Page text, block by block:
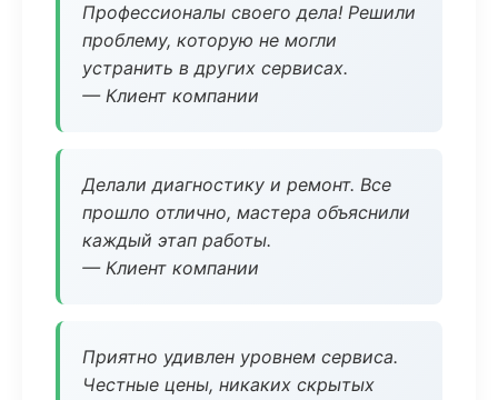
Профессионалы своего дела! Решили
проблему, которую не могли
устранить в других сервисах.
— Клиент компании
Делали диагностику и ремонт. Все
прошло отлично, мастера объяснили
каждый этап работы.
— Клиент компании
Приятно удивлен уровнем сервиса.
Честные цены, никаких скрытых